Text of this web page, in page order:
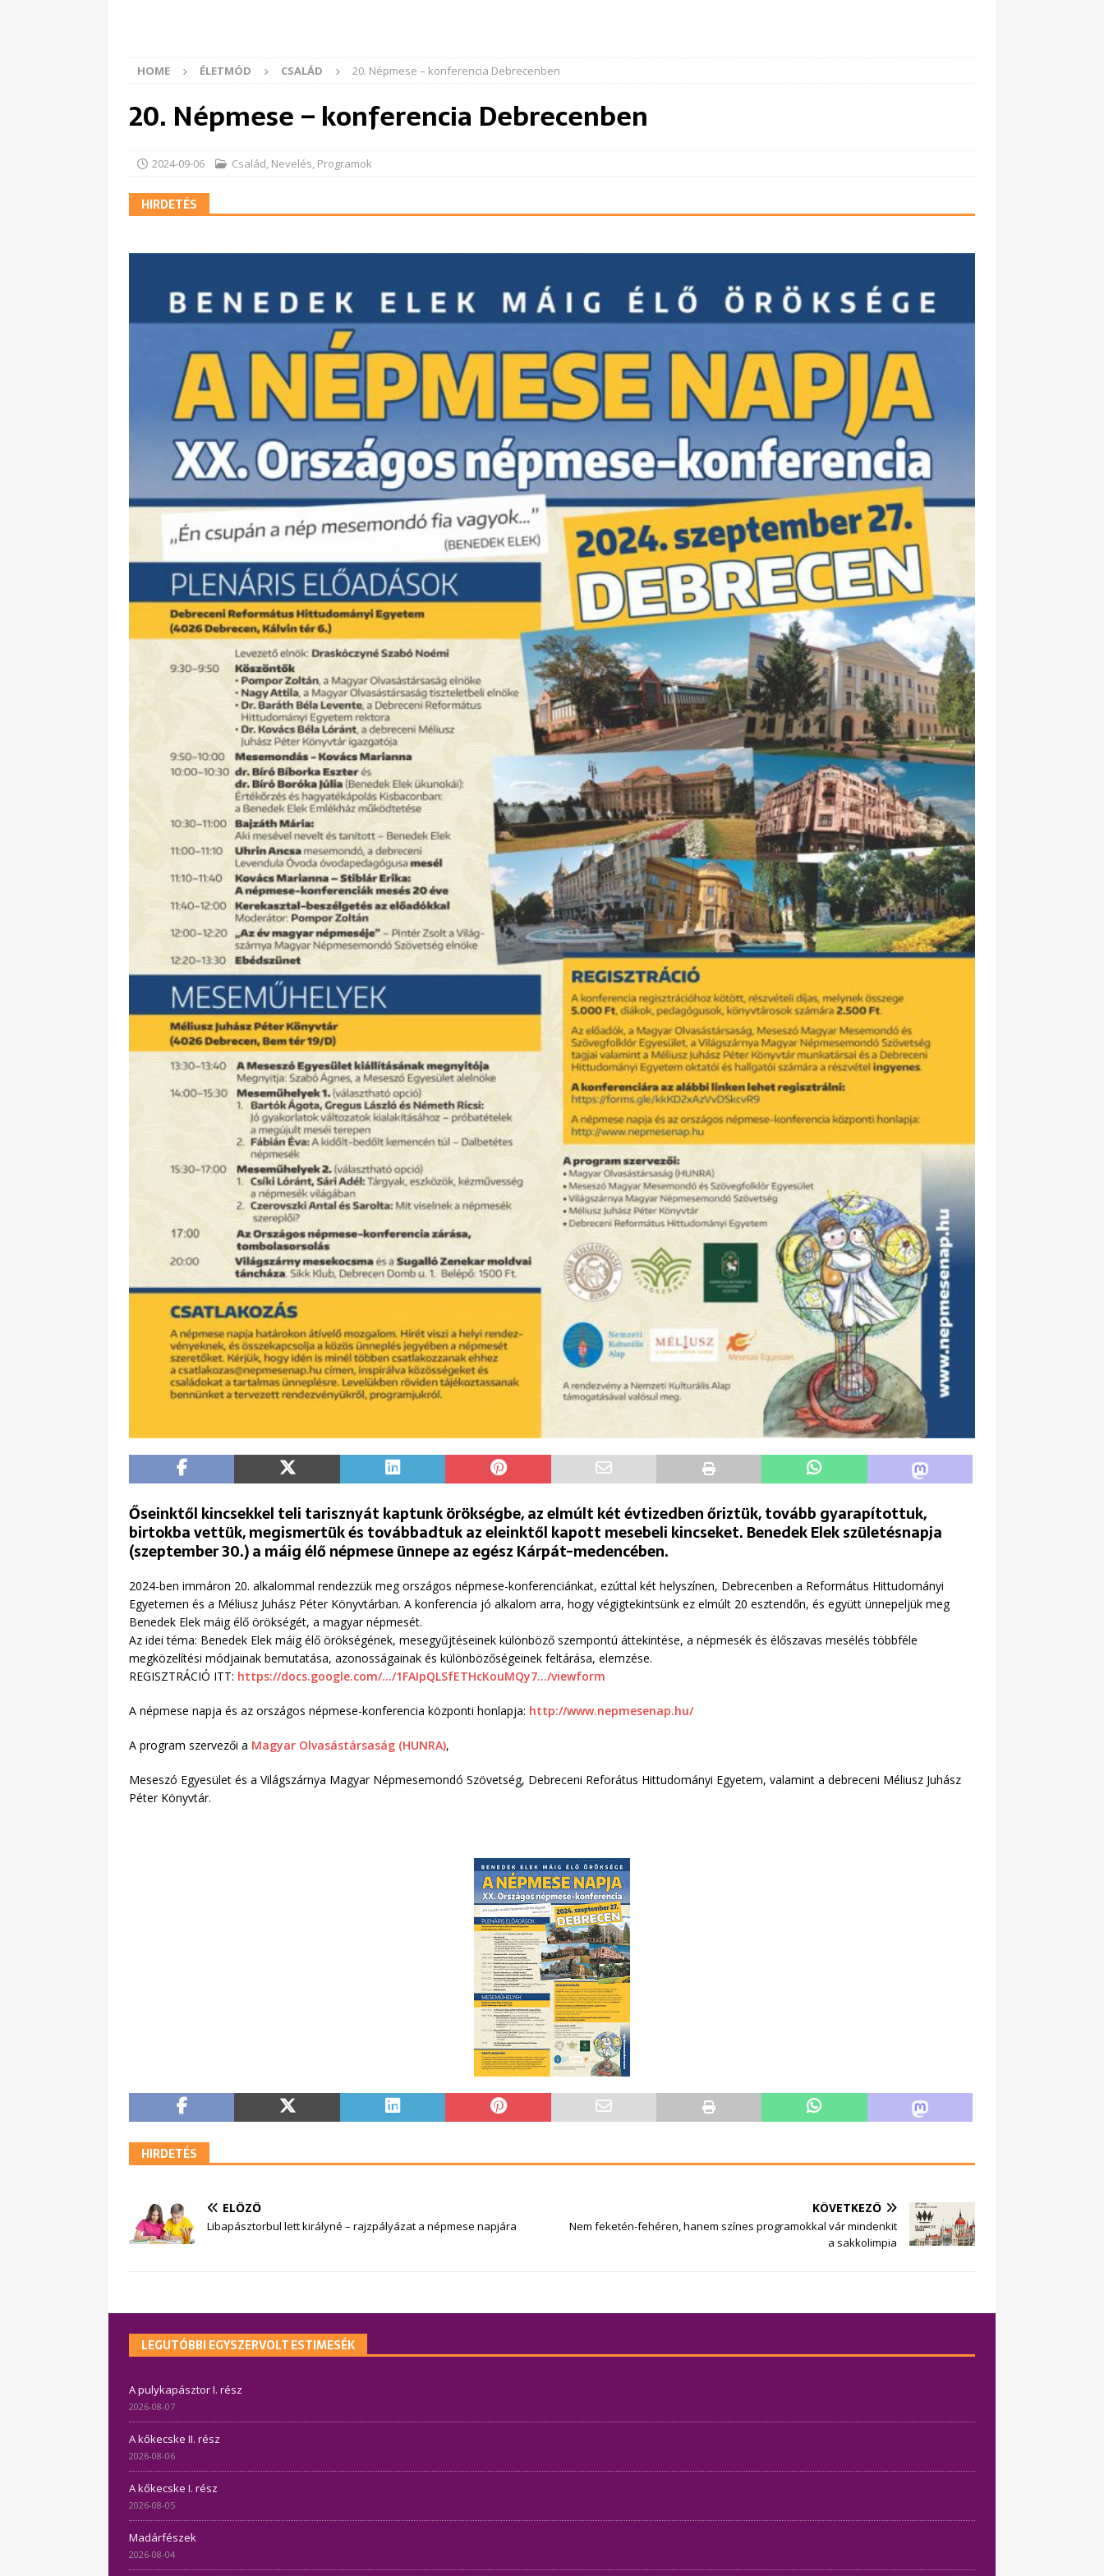
HOME ÉLETMÓD CSALÁD 20. Népmese – konferencia Debrecenben
20. Népmese – konferencia Debrecenben
2024-09-06 Család, Nevelés, Programok
HIRDETÉS
Őseinktől kincsekkel teli tarisznyát kaptunk örökségbe, az elmúlt két évtizedben őriztük, tovább gyarapítottuk,
birtokba vettük, megismertük és továbbadtuk az eleinktől kapott mesebeli kincseket. Benedek Elek születésnapja
(szeptember 30.) a máig élő népmese ünnepe az egész Kárpát-medencében.
2024-ben immáron 20. alkalommal rendezzük meg országos népmese-konferenciánkat, ezúttal két helyszínen, Debrecenben a Református Hittudományi
Egyetemen és a Méliusz Juhász Péter Könyvtárban. A konferencia jó alkalom arra, hogy végigtekintsünk ez elmúlt 20 esztendőn, és együtt ünnepeljük meg
Benedek Elek máig élő örökségét, a magyar népmesét.
Az idei téma: Benedek Elek máig élő örökségének, mesegyűjtéseinek különböző szempontú áttekintése, a népmesék és élőszavas mesélés többféle
megközelítési módjainak bemutatása, azonosságainak és különbözőségeinek feltárása, elemzése.
REGISZTRÁCIÓ ITT: https://docs.google.com/…/1FAIpQLSfETHcKouMQy7…/viewform
A népmese napja és az országos népmese-konferencia központi honlapja: http://www.nepmesenap.hu/
A program szervezői a Magyar Olvasástársaság (HUNRA),
Meseszó Egyesület és a Világszárnya Magyar Népmesemondó Szövetség, Debreceni Reforátus Hittudományi Egyetem, valamint a debreceni Méliusz Juhász
Péter Könyvtár.
HIRDETÉS
ELŐZŐ
Libapásztorbul lett királyné – rajzpályázat a népmese napjára
KÖVETKEZŐ
Nem feketén-fehéren, hanem színes programokkal vár mindenkit
a sakkolimpia
LEGUTÓBBI EGYSZERVOLT ESTIMESÉK
A pulykapásztor I. rész
2026-08-07
A kőkecske II. rész
2026-08-06
A kőkecske I. rész
2026-08-05
Madárfészek
2026-08-04